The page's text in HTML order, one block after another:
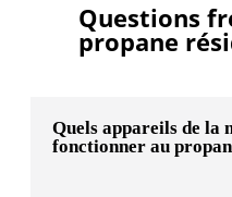
Questions
propane
Quels appareils de la
fonctionner au